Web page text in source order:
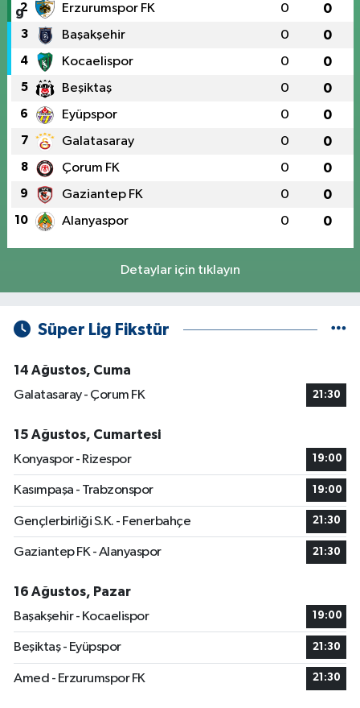
2 Erzurumspor FK 0 0
3 Başakşehir 0 0
4 Kocaelispor 0 0
5 Beşiktaş 0 0
6 Eyüpspor 0 0
7 Galatasaray 0 0
8 Çorum FK 0 0
9 Gaziantep FK 0 0
10 Alanyaspor 0 0
Detaylar için tıklayın
Süper Lig Fikstür
14 Ağustos, Cuma
Galatasaray - Çorum FK
21:30
15 Ağustos, Cumartesi
Konyaspor - Rizespor
19:00
Kasımpaşa - Trabzonspor 19:00
Gençlerbirliği S.K. - Fenerbahçe 21:30
Gaziantep FK - Alanyaspor 21:30
16 Ağustos, Pazar
Başakşehir - Kocaelispor
19:00
Beşiktaş - Eyüpspor 21:30
Amed - Erzurumspor FK 21:30